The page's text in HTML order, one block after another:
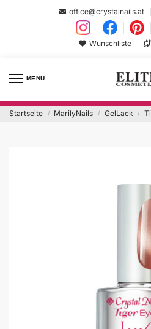
office@crystalnails.at
Wunschliste
MENU
Startseite / MarilyNails / GelLack /